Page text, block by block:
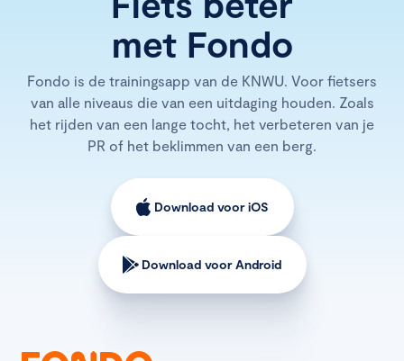
met Fondo
Fondo is de trainingsapp van de KNWU. Voor fietsers
van alle niveaus die van een uitdaging houden. Zoals
het rijden van een lange tocht, het verbeteren van je
PR of het beklimmen van een berg.
Download voor iOS
Download voor Android